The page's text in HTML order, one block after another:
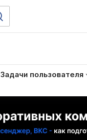
Задачи пользователя